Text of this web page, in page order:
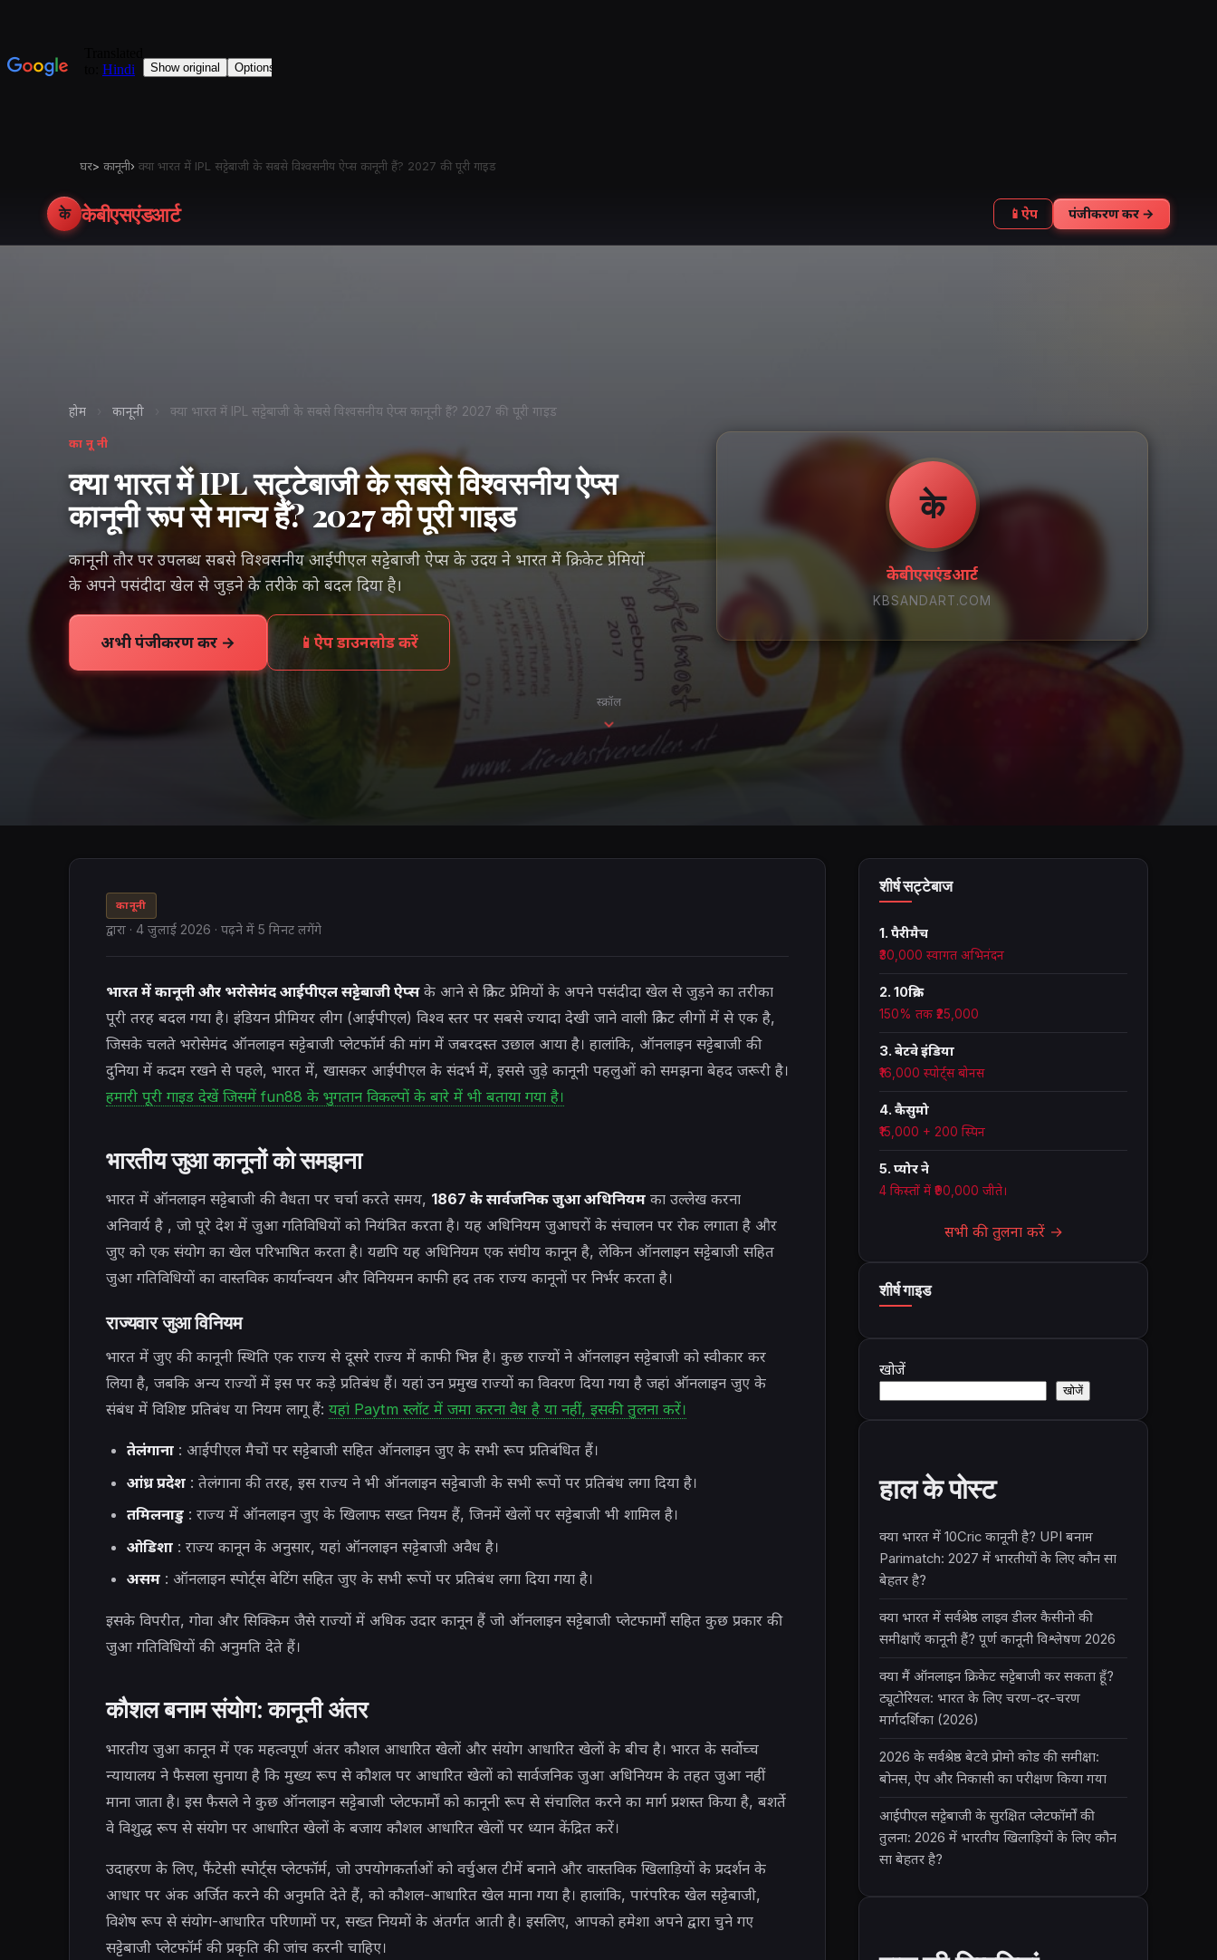
घर> कानूनी› क्या भारत में IPL सट्टेबाजी के सबसे विश्वसनीय ऐप्स कानूनी हैं? 2027 की पूरी गाइड
के केबीएसएंडआर्ट 📱 ऐप पंजीकरण करें →
होम कानूनी क्या भारत में IPL सट्टेबाजी के सबसे विश्वसनीय ऐप्स कानूनी हैं? 2027 की पूरी गाइड
कानूनी
क्या भारत में IPL सट्टेबाजी के सबसे विश्वसनीय ऐप्स
कानूनी रूप से मान्य हैं? 2027 की पूरी गाइड
कानूनी तौर पर उपलब्ध सबसे विश्वसनीय आईपीएल सट्टेबाजी ऐप्स के उदय ने भारत में क्रिकेट प्रेमियों
के अपने पसंदीदा खेल से जुड़ने के तरीके को बदल दिया है।
अभी पंजीकरण करें → 📱 ऐप डाउनलोड करें
के
केबीएसएंडआर्ट
KBSANDART.COM
स्क्रॉल
कानूनी
द्वारा · 4 जुलाई 2026 · पढ़ने में 5 मिनट लगेंगे
भारत में कानूनी और भरोसेमंद आईपीएल सट्टेबाजी ऐप्सके आने से क्रिकेट प्रेमियों के अपने पसंदीदा खेल से जुड़ने का तरीका
पूरी तरह बदल गया है। इंडियन प्रीमियर लीग (आईपीएल) विश्व स्तर पर सबसे ज्यादा देखी जाने वाली क्रिकेट लीगों में से एक है,
जिसके चलते भरोसेमंद ऑनलाइन सट्टेबाजी प्लेटफॉर्म की मांग में जबरदस्त उछाल आया है। हालांकि, ऑनलाइन सट्टेबाजी की
दुनिया में कदम रखने से पहले, भारत में, खासकर आईपीएल के संदर्भ में, इससे जुड़े कानूनी पहलुओं को समझना बेहद जरूरी है।
हमारी पूरी गाइड देखें जिसमें fun88 के भुगतान विकल्पों के बारे में भी बताया गया है।
भारतीय जुआ कानूनों को समझना
भारत में ऑनलाइन सट्टेबाजी की वैधता पर चर्चा करते समय, 1867 के सार्वजनिक जुआ अधिनियम का उल्लेख करना
अनिवार्य है , जो पूरे देश में जुआ गतिविधियों को नियंत्रित करता है। यह अधिनियम जुआघरों के संचालन पर रोक लगाता है और
जुए को एक संयोग का खेल परिभाषित करता है। यद्यपि यह अधिनियम एक संघीय कानून है, लेकिन ऑनलाइन सट्टेबाजी सहित
जुआ गतिविधियों का वास्तविक कार्यान्वयन और विनियमन काफी हद तक राज्य कानूनों पर निर्भर करता है।
राज्यवार जुआ विनियम
भारत में जुए की कानूनी स्थिति एक राज्य से दूसरे राज्य में काफी भिन्न है। कुछ राज्यों ने ऑनलाइन सट्टेबाजी को स्वीकार कर
लिया है, जबकि अन्य राज्यों में इस पर कड़े प्रतिबंध हैं। यहां उन प्रमुख राज्यों का विवरण दिया गया है जहां ऑनलाइन जुए के
संबंध में विशिष्ट प्रतिबंध या नियम लागू हैं: यहां Paytm स्लॉट में जमा करना वैध है या नहीं, इसकी तुलना करें।
तेलंगाना: आईपीएल मैचों पर सट्टेबाजी सहित ऑनलाइन जुए के सभी रूप प्रतिबंधित हैं।
आंध्र प्रदेश: तेलंगाना की तरह, इस राज्य ने भी ऑनलाइन सट्टेबाजी के सभी रूपों पर प्रतिबंध लगा दिया है।
तमिलनाडु: राज्य में ऑनलाइन जुए के खिलाफ सख्त नियम हैं, जिनमें खेलों पर सट्टेबाजी भी शामिल है।
ओडिशा: राज्य कानून के अनुसार, यहां ऑनलाइन सट्टेबाजी अवैध है।
असम: ऑनलाइन स्पोर्ट्स बेटिंग सहित जुए के सभी रूपों पर प्रतिबंध लगा दिया गया है।
इसके विपरीत, गोवा और सिक्किम जैसे राज्यों में अधिक उदार कानून हैं जो ऑनलाइन सट्टेबाजी प्लेटफार्मों सहित कुछ प्रकार की
जुआ गतिविधियों की अनुमति देते हैं।
कौशल बनाम संयोग: कानूनी अंतर
भारतीय जुआ कानून में एक महत्वपूर्ण अंतर कौशल आधारित खेलों और संयोग आधारित खेलों के बीच है। भारत के सर्वोच्च
न्यायालय ने फैसला सुनाया है कि मुख्य रूप से कौशल पर आधारित खेलों को सार्वजनिक जुआ अधिनियम के तहत जुआ नहीं
माना जाता है। इस फैसले ने कुछ ऑनलाइन सट्टेबाजी प्लेटफार्मों को कानूनी रूप से संचालित करने का मार्ग प्रशस्त किया है, बशर्ते
वे विशुद्ध रूप से संयोग पर आधारित खेलों के बजाय कौशल आधारित खेलों पर ध्यान केंद्रित करें।
उदाहरण के लिए, फैंटेसी स्पोर्ट्स प्लेटफॉर्म, जो उपयोगकर्ताओं को वर्चुअल टीमें बनाने और वास्तविक खिलाड़ियों के प्रदर्शन के
आधार पर अंक अर्जित करने की अनुमति देते हैं, को कौशल-आधारित खेल माना गया है। हालांकि, पारंपरिक खेल सट्टेबाजी,
विशेष रूप से संयोग-आधारित परिणामों पर, सख्त नियमों के अंतर्गत आती है। इसलिए, आपको हमेशा अपने द्वारा चुने गए
सट्टेबाजी प्लेटफॉर्म की प्रकृति की जांच करनी चाहिए।
शीर्ष सट्टेबाज
1. पैरीमैच
₹30,000 स्वागत अभिनंदन
2. 10क्रिक
150% तक ₹25,000
3. बेटवे इंडिया
₹16,000 स्पोर्ट्स बोनस
4. कैसुमो
₹15,000 + 200 स्पिन
5. प्योर ने
4 किस्तों में ₹90,000 जीते।
सभी की तुलना करें →
शीर्ष गाइड
खोजें
खोजें
हाल के पोस्ट
क्या भारत में 10Cric कानूनी है? UPI बनाम
Parimatch: 2027 में भारतीयों के लिए कौन सा
बेहतर है?
क्या भारत में सर्वश्रेष्ठ लाइव डीलर कैसीनो की
समीक्षाएँ कानूनी हैं? पूर्ण कानूनी विश्लेषण 2026
क्या मैं ऑनलाइन क्रिकेट सट्टेबाजी कर सकता हूँ?
ट्यूटोरियल: भारत के लिए चरण-दर-चरण
मार्गदर्शिका (2026)
2026 के सर्वश्रेष्ठ बेटवे प्रोमो कोड की समीक्षा:
बोनस, ऐप और निकासी का परीक्षण किया गया
आईपीएल सट्टेबाजी के सुरक्षित प्लेटफॉर्मों की
तुलना: 2026 में भारतीय खिलाड़ियों के लिए कौन
सा बेहतर है?